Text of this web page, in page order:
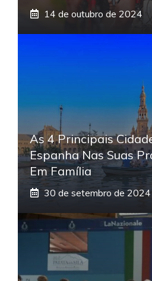
14 de outubro de 2024
As 4 Principais
Espanha Nas Suas
Em Família
30 de setembro de 2024